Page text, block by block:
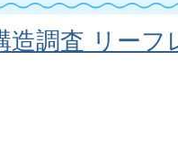
造調査 リー